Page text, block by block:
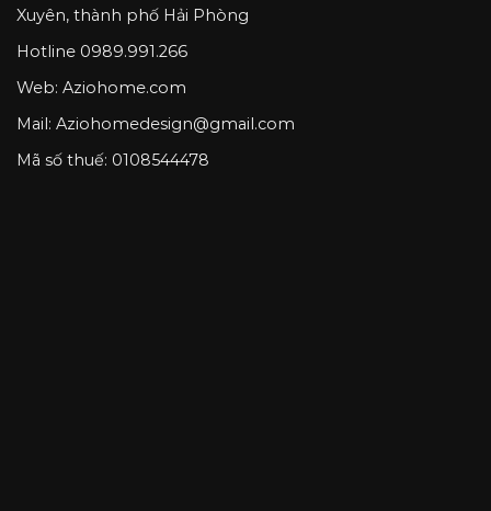
Xuyên, thành phố Hải Phòng
Hotline 0989.991.266
Web: Aziohome.com
Mail: Aziohomedesign@gmail.com
Mã số thuế: 0108544478